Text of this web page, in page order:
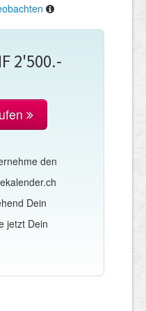
2'500.-
den
Dein
jetzt Dein